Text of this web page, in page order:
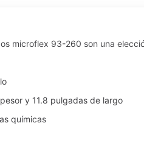
microflex 93-260 son una
y 11.8 pulgadas de largo
químicas